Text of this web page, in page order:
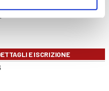
E ISCRIZIONE